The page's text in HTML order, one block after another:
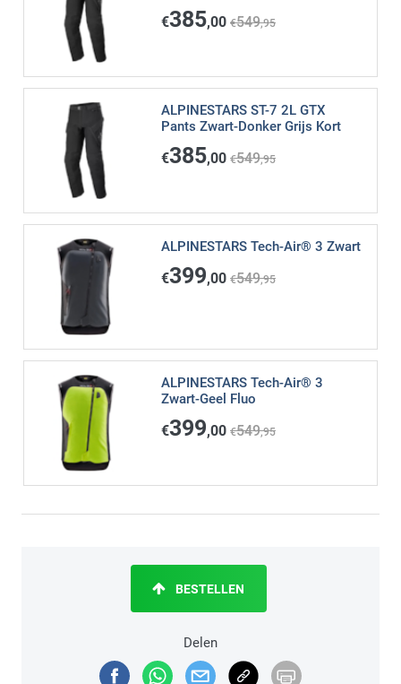
€385,00 €549,95
ALPINESTARS ST-7 2L GTX
Pants Zwart-Donker Grijs Kort
€385,00 €549,95
ALPINESTARS Tech-Air® 3 Zwart
€399,00 €549,95
ALPINESTARS Tech-Air® 3
Zwart-Geel Fluo
€399,00 €549,95
Delen
BESTELLEN